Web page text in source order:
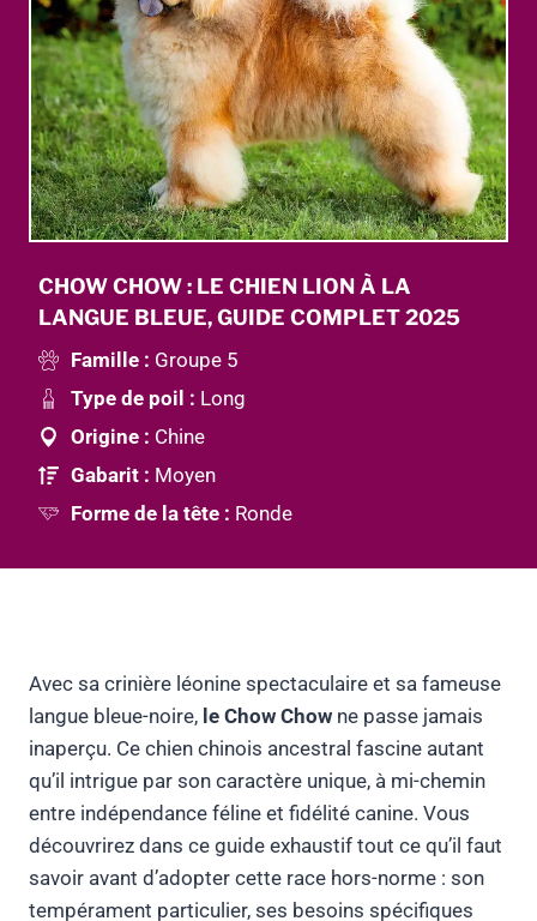
CHOW CHOW : LE CHIEN LION À LA
LANGUE BLEUE, GUIDE COMPLET 2025
Famille : Groupe 5
Type de poil : Long
Origine : Chine
Gabarit : Moyen
Forme de la tête : Ronde
Avec sa crinière léonine spectaculaire et sa fameuse
langue bleue-noire, le Chow Chow ne passe jamais
inaperçu. Ce chien chinois ancestral fascine autant
qu’il intrigue par son caractère unique, à mi-chemin
entre indépendance féline et fidélité canine. Vous
découvrirez dans ce guide exhaustif tout ce qu’il faut
savoir avant d’adopter cette race hors-norme : son
tempérament particulier, ses besoins spécifiques